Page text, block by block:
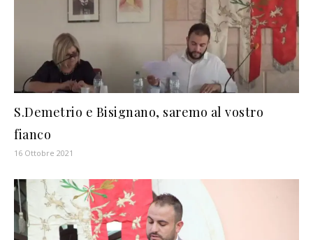
S.Demetrio e Bisignano, saremo al vostro
fianco
16 Ottobre 2021